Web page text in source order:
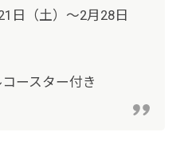
日（土）〜2月28日
ースター付き